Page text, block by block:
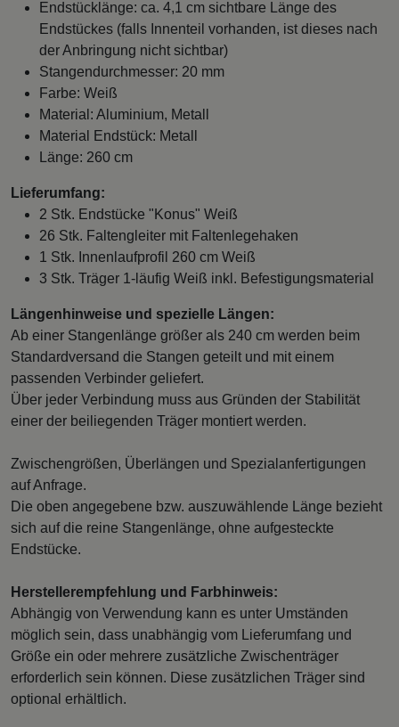
Endstücklänge: ca. 4,1 cm sichtbare Länge des
Endstückes (falls Innenteil vorhanden, ist dieses nach
der Anbringung nicht sichtbar)
Stangendurchmesser: 20 mm
Farbe: Weiß
Material: Aluminium, Metall
Material Endstück: Metall
Länge: 260 cm
Lieferumfang:
2 Stk. Endstücke "Konus" Weiß
26 Stk. Faltengleiter mit Faltenlegehaken
1 Stk. Innenlaufprofil 260 cm Weiß
3 Stk. Träger 1-läufig Weiß inkl. Befestigungsmaterial
Längenhinweise und spezielle Längen:
Ab einer Stangenlänge größer als 240 cm werden beim
Standardversand die Stangen geteilt und mit einem
passenden Verbinder geliefert.
Über jeder Verbindung muss aus Gründen der Stabilität
einer der beiliegenden Träger montiert werden.
Zwischengrößen, Überlängen und Spezialanfertigungen
auf Anfrage.
Die oben angegebene bzw. auszuwählende Länge bezieht
sich auf die reine Stangenlänge, ohne aufgesteckte
Endstücke.
Herstellerempfehlung und Farbhinweis:
Abhängig von Verwendung kann es unter Umständen
möglich sein, dass unabhängig vom Lieferumfang und
Größe ein oder mehrere zusätzliche Zwischenträger
erforderlich sein können. Diese zusätzlichen Träger sind
optional erhältlich.